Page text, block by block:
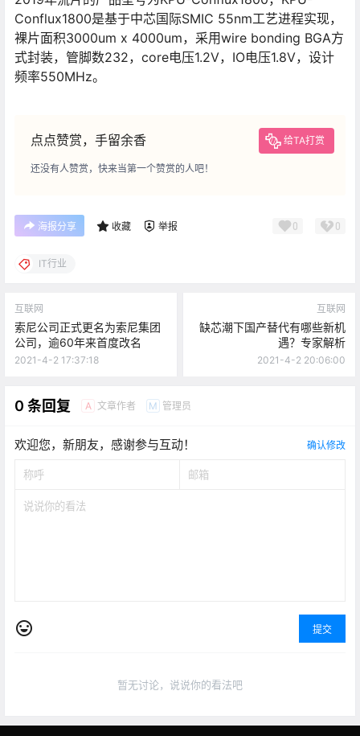
Conflux1800是基于中芯国际SMIC 55nm工艺进程实现，
裸片面积3000um x 4000um，采用wire bonding BGA方
式封装，管脚数232，core电压1.2V，IO电压1.8V，设计
频率550MHz。
点点赞赏，手留余香 给TA打赏
还没有人赞赏，快来当第一个赞赏的人吧！
海报分享 收藏 举报 0 0
IT行业
互联网
索尼公司正式更名为索尼集团
公司，逾60年来首度改名
2021-4-2 17:37:18
互联网
缺芯潮下国产替代有哪些新机
遇？专家解析
2021-4-2 20:06:00
0 条回复 A 文章作者 M 管理员
欢迎您，新朋友，感谢参与互动！ 确认修改
提交
暂无讨论，说说你的看法吧